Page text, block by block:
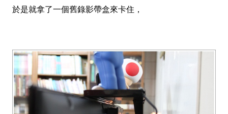
於是就拿了一個舊錄影帶盒來卡住，